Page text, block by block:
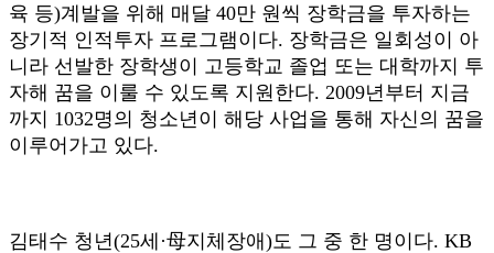
육 등)계발을 위해 매달 40만 원씩 장학금을 투자하는
장기적 인적투자 프로그램이다. 장학금은 일회성이 아
니라 선발한 장학생이 고등학교 졸업 또는 대학까지 투
자해 꿈을 이룰 수 있도록 지원한다. 2009년부터 지금
까지 1032명의 청소년이 해당 사업을 통해 자신의 꿈을
이루어가고 있다.
김태수 청년(25세·母지체장애)도 그 중 한 명이다. KB